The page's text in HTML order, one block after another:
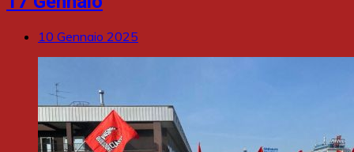
10 Gennaio 2025